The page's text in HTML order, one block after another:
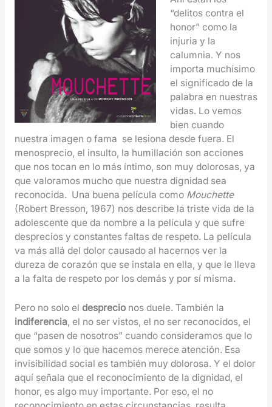
“delitos contra el
honor” como la
injuria y la
calumnia. Y nos
importa muchísimo
el significado de la
palabra en nuestras
vidas. Lo vemos
bien cuando
nuestra imagen o fama se lesiona desde fuera. El
menosprecio, el insulto, la humillación son acciones
que nos tocan en lo más íntimo, son muy dolorosas, ya
que valoramos mucho que nuestra dignidad sea
reconocida. Una buena película como Mouchette
(Robert Bresson, 1967) nos describe la triste vida de la
adolescente que da nombre a la película y que sufre
desprecios y constantes faltas de respeto. La película
va más allá del dolor causado al hacernos ver la
dureza de corazón que se instala en ella, y que le lleva
a la falta de respeto por los demás y por sí misma.
Pero no solo el desprecionos duele. También la
indiferencia, el no ser vistos, el no ser reconocidos, el
que “pasen de nosotros” cuando consideramos que lo
que somos y lo que hacemos merece atención. Esa
invisibilidad social es también muy dolorosa. Y el dolor
aquí señala que el reconocimiento de la dignidad, el
honor, es algo muy importante. Por eso, el no